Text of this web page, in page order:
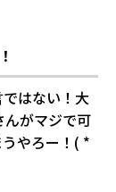
はない！大
がマジで可
やろー！( *